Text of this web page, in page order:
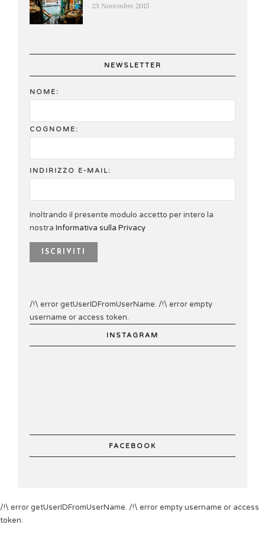
23 Novembre 2015
NEWSLETTER
NOME:
COGNOME:
INDIRIZZO E-MAIL:
Inoltrando il presente modulo accetto per intero la
nostra Informativa sulla Privacy
/!\ error getUserIDFromUserName. /!\ error empty
username or access token.
INSTAGRAM
FACEBOOK
/!\ error getUserIDFromUserName. /!\ error empty username or access
token.